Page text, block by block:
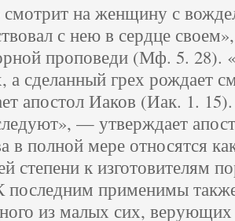
смотрит на женщину с
с нею в сердце
проповеди (Мф. 5. 28).
а сделанный грех рождает
апостол Иаков (Иак. 1.
— утверждает
в полной мере относятся
степени к изготовителям
последним применимы
из малых сих,